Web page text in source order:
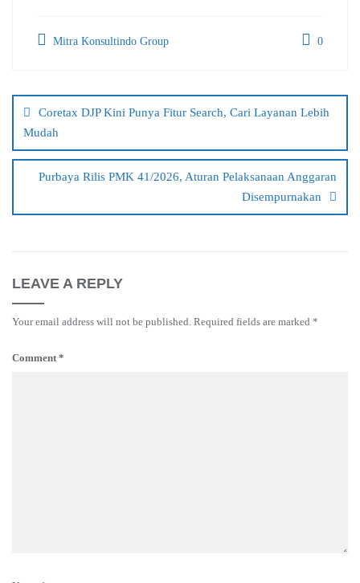
Mitra Konsultindo Group 0
navigation
Coretax DJP Kini Punya Fitur Search, Cari Layanan Lebih
Mudah
Purbaya Rilis PMK 41/2026, Aturan Pelaksanaan Anggaran
Disempurnakan
LEAVE A REPLY
Your email address will not be published. Required fields are marked *
Comment*